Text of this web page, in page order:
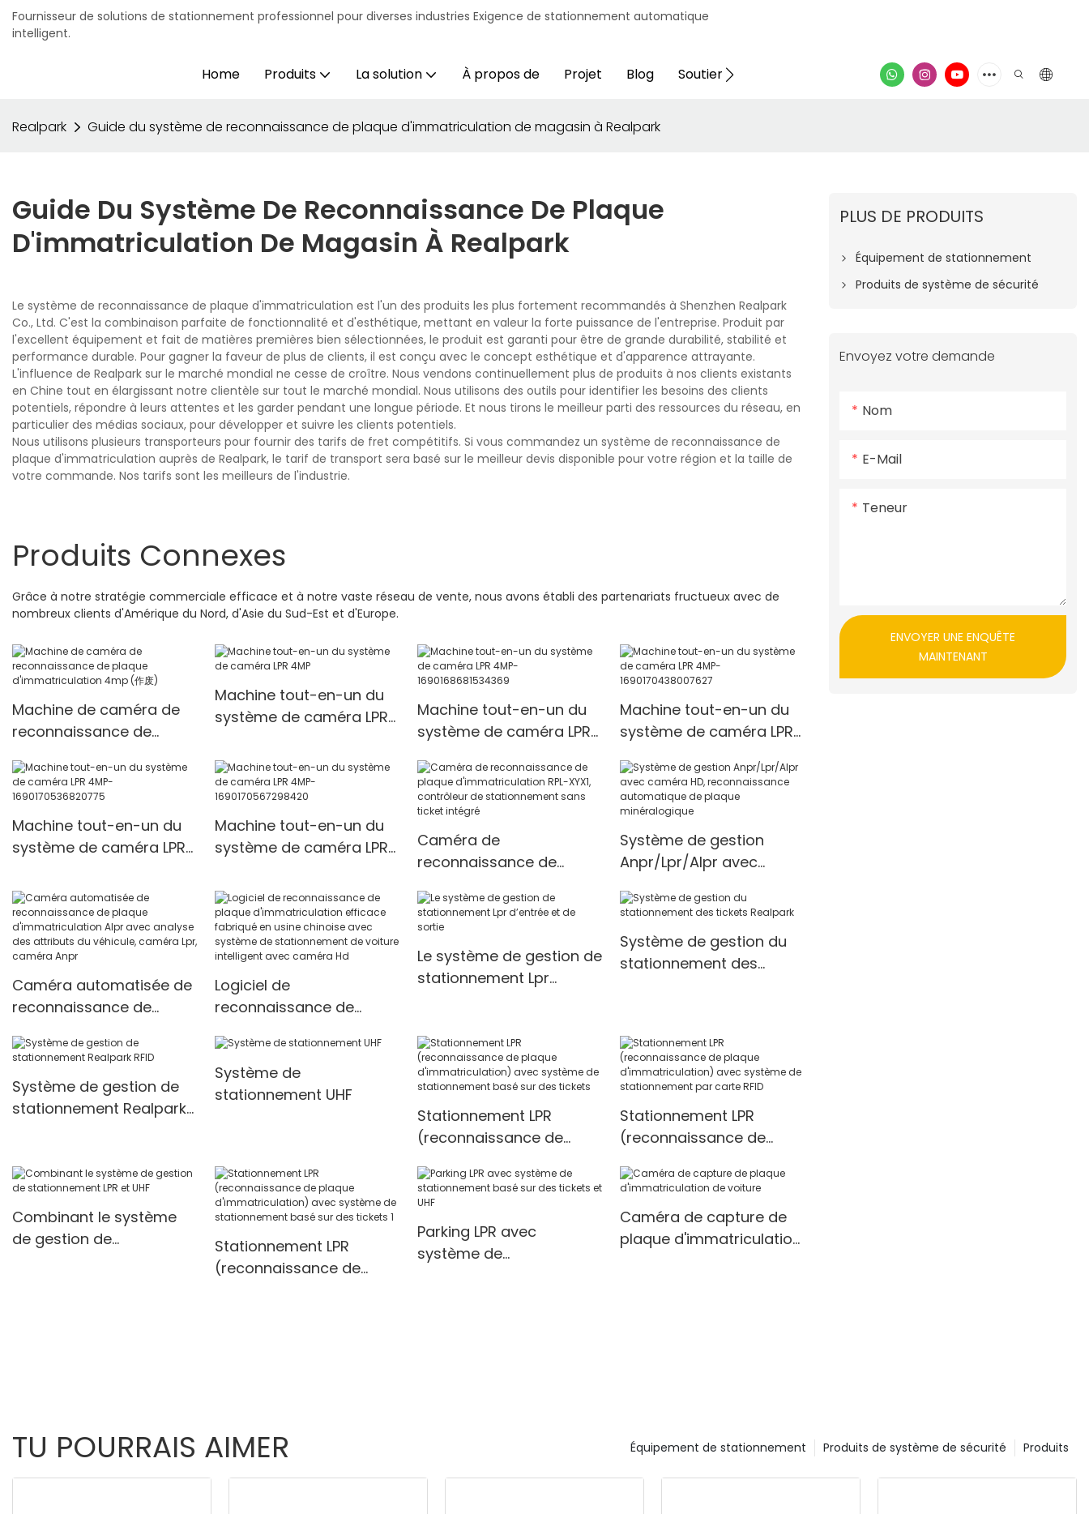
Fournisseur de solutions de stationnement professionnel pour diverses industries Exigence de stationnement automatique
intelligent.
Home Produits La solution À propos de Projet Blog Soutien vidéo
Realpark Guide du système de reconnaissance de plaque d'immatriculation de magasin à Realpark
Guide Du Système De Reconnaissance De Plaque
D'immatriculation De Magasin À Realpark
Le système de reconnaissance de plaque d'immatriculation est l'un des produits les plus fortement recommandés à Shenzhen Realpark
Co., Ltd. C'est la combinaison parfaite de fonctionnalité et d'esthétique, mettant en valeur la forte puissance de l'entreprise. Produit par
l'excellent équipement et fait de matières premières bien sélectionnées, le produit est garanti pour être de grande durabilité, stabilité et
performance durable. Pour gagner la faveur de plus de clients, il est conçu avec le concept esthétique et d'apparence attrayante.
L'influence de Realpark sur le marché mondial ne cesse de croître. Nous vendons continuellement plus de produits à nos clients existants
en Chine tout en élargissant notre clientèle sur tout le marché mondial. Nous utilisons des outils pour identifier les besoins des clients
potentiels, répondre à leurs attentes et les garder pendant une longue période. Et nous tirons le meilleur parti des ressources du réseau, en
particulier des médias sociaux, pour développer et suivre les clients potentiels.
Nous utilisons plusieurs transporteurs pour fournir des tarifs de fret compétitifs. Si vous commandez un système de reconnaissance de
plaque d'immatriculation auprès de Realpark, le tarif de transport sera basé sur le meilleur devis disponible pour votre région et la taille de
votre commande. Nos tarifs sont les meilleurs de l'industrie.
Produits Connexes
Grâce à notre stratégie commerciale efficace et à notre vaste réseau de vente, nous avons établi des partenariats fructueux avec de
nombreux clients d'Amérique du Nord, d'Asie du Sud-Est et d'Europe.
Machine de caméra de
reconnaissance de
4mp (作废)
Machine tout-en-un du
système de caméra LPR
Machine tout-en-un du
système de caméra LPR
Machine tout-en-un du
système de caméra LPR
Machine tout-en-un du
système de caméra LPR
Machine tout-en-un du
système de caméra LPR
Caméra de
reconnaissance de
RPL-XYX1, contrôleur de
stationnement sans
ticket intégré
Système de gestion
Anpr/Lpr/Alpr avec
reconnaissance
minéralogique
Caméra automatisée de
reconnaissance de
Alpr avec analyse des
caméra Lpr, caméra
Anpr
Logiciel de
reconnaissance de
efficace fabriqué en
usine chinoise avec
système de
Le système de gestion de
stationnement Lpr
Système de gestion du
stationnement des
Système de gestion de
stationnement Realpark
Système de
stationnement UHF
Stationnement LPR
(reconnaissance de
d'immatriculation) avec
système de
stationnement basé sur
des tickets
Stationnement LPR
(reconnaissance de
d'immatriculation) avec
stationnement par carte
RFID
Combinant le système
de gestion de
Stationnement LPR
(reconnaissance de
Parking LPR avec
système de
Caméra de capture de
plaque d'immatriculation
PLUS DE PRODUITS
Équipement de stationnement
Produits de système de sécurité
Envoyez votre demande
Nom
E-Mail
Teneur
ENVOYER UNE ENQUÊTE
MAINTENANT
TU POURRAIS AIMER Produits
Produits de système de sécurité
Équipement de stationnement